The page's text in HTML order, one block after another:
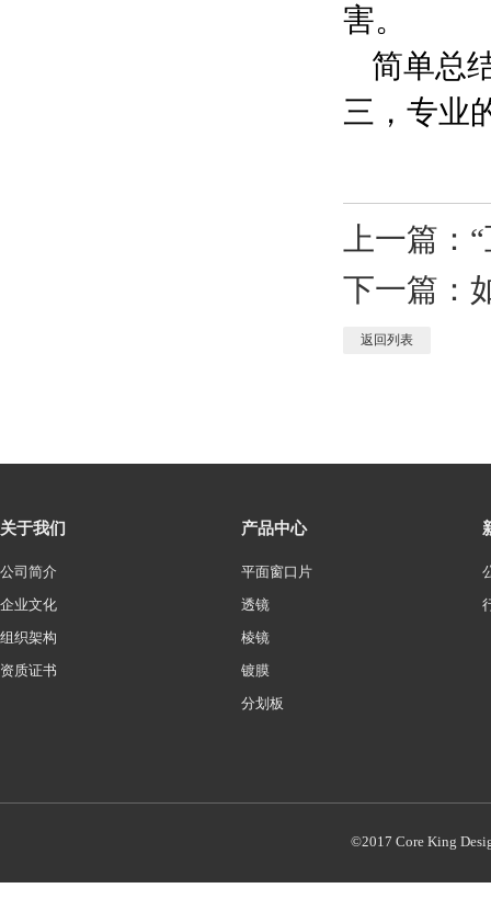
害。
简单总
三，专业
上一篇
下一篇：
返回列表
关于我们
公司简介
企业文化
组织架构
资质证书
产品中心
平面窗口片
透镜
棱镜
镀膜
分划板
©2017 Core King